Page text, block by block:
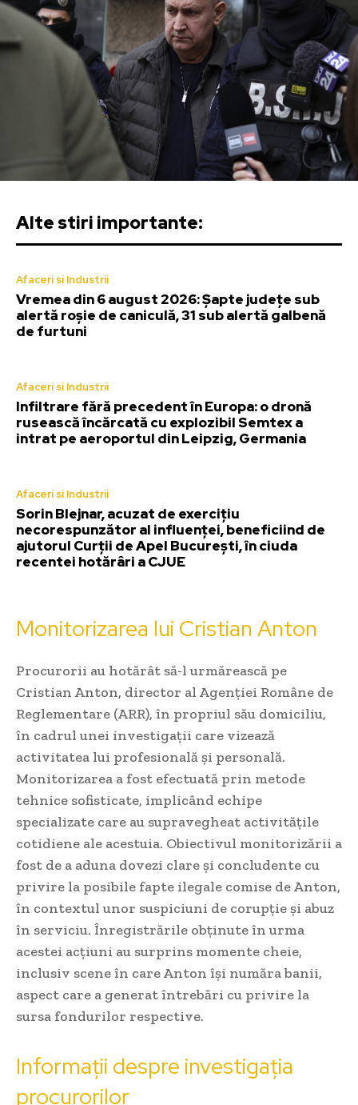
Alte stiri importante:
Afaceri si Industrii
Vremea din 6 august 2026: Șapte județe sub
alertă roșie de caniculă, 31 sub alertă galbenă
de furtuni
Afaceri si Industrii
Infiltrare fără precedent în Europa: o dronă
rusească încărcată cu explozibil Semtex a
intrat pe aeroportul din Leipzig, Germania
Afaceri si Industrii
Sorin Blejnar, acuzat de exercițiu
necorespunzător al influenței, beneficiind de
ajutorul Curții de Apel București, în ciuda
recentei hotărâri a CJUE
Monitorizarea lui Cristian Anton
Procurorii au hotărât să-l urmărească pe
Cristian Anton, director al Agenției Române de
Reglementare (ARR), în propriul său domiciliu,
în cadrul unei investigații care vizează
activitatea lui profesională și personală.
Monitorizarea a fost efectuată prin metode
tehnice sofisticate, implicând echipe
specializate care au supravegheat activitățile
cotidiene ale acestuia. Obiectivul monitorizării a
fost de a aduna dovezi clare și concludente cu
privire la posibile fapte ilegale comise de Anton,
în contextul unor suspiciuni de corupție și abuz
în serviciu. Înregistrările obținute în urma
acestei acțiuni au surprins momente cheie,
inclusiv scene în care Anton își număra banii,
aspect care a generat întrebări cu privire la
sursa fondurilor respective.
Informații despre investigația
procurorilor